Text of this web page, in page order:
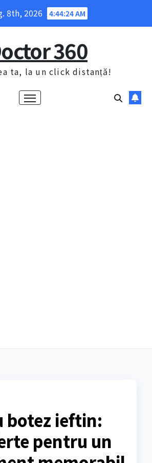
8th, 2026 4:44:25 AM
360
ta, la un click distanță!
botez ieftin:
pentru un